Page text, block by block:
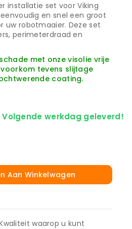
installatie set voor Viking
en snel een groot
uw robotmaaier. Deze set
perimeterdraad en
met onze visolie vrije
tevens slijtage
coating.
werkdag geleverd!
Aan Winkelwagen
waarop u kunt